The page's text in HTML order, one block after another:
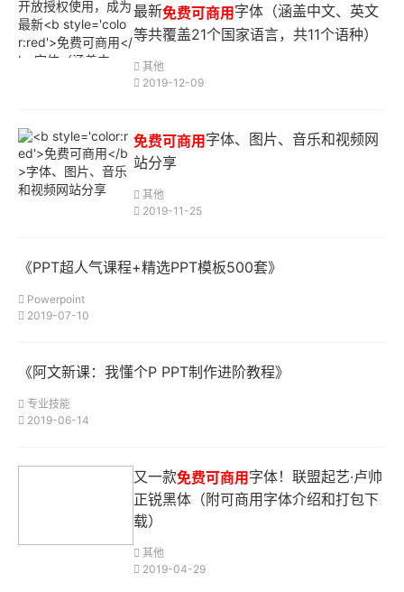
最新免费可商用字体（涵盖中文、英文
等共覆盖21个国家语言，共11个语种）
其他
2019-12-09
免费可商用字体、图片、音乐和视频网
站分享
其他
2019-11-25
《PPT超人气课程+精选PPT模板500套》
Powerpoint
2019-07-10
《阿文新课：我懂个P PPT制作进阶教程》
专业技能
2019-06-14
又一款免费可商用字体！联盟起艺·卢帅
正锐黑体（附可商用字体介绍和打包下
载）
其他
2019-04-29